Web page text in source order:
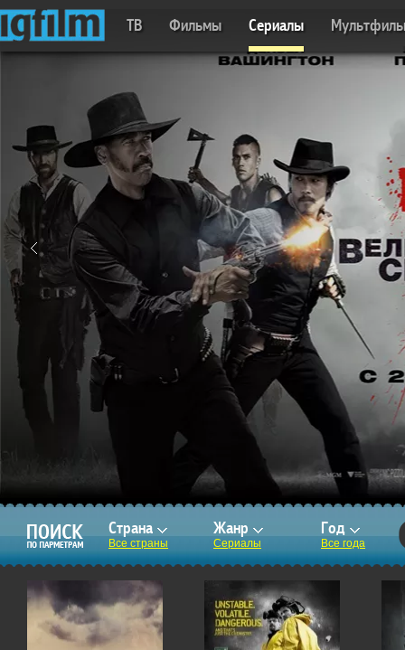
ТВ Фильмы Сериалы
Страна
Все страны
Жанр
Сериалы
Год
Все года